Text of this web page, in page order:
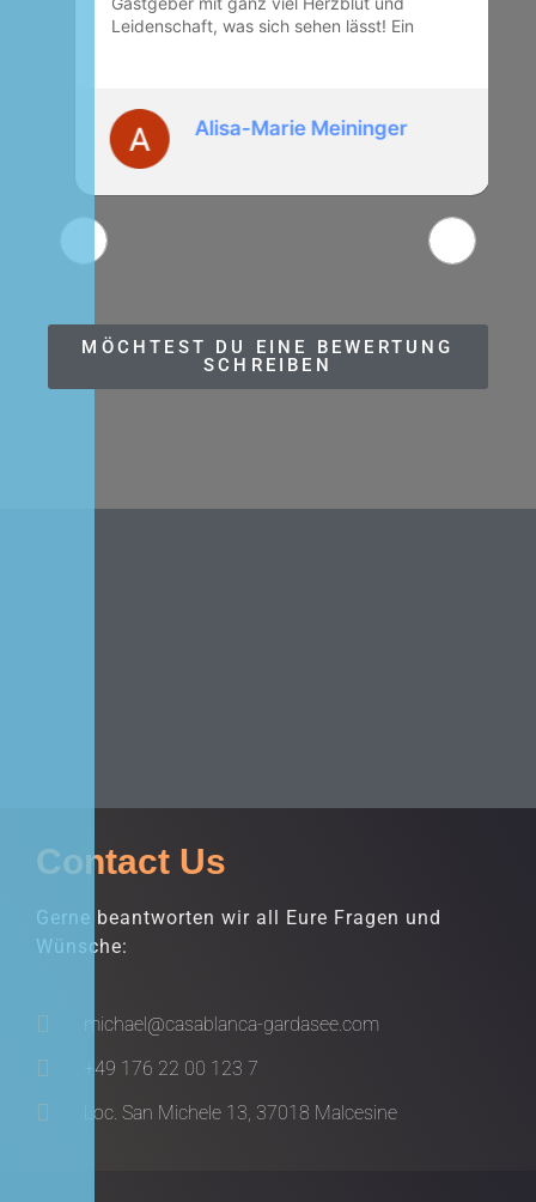
Alisa-Marie Meininger
Leidenschaft, was sich sehen lässt! Ein
Aufenthalt und ganz bestimmt nicht der
letzte ♥️vielen lieben Dank Michael, dass
du unsere Reise jedes Mal so
MÖCHTEST DU EINE BEWERTUNG
SCHREIBEN
Contact Us
Gerne beantworten wir all Eure Fragen und
Wünsche:
michael@casablanca-gardasee.com
+49 176 22 00 123 7
Loc. San Michele 13, 37018 Malcesine